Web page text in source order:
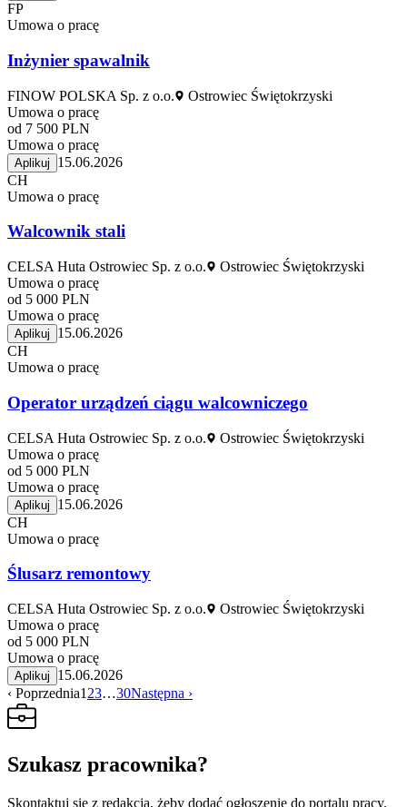
FP
Umowa o pracę
Inżynier spawalnik
FINOW POLSKA Sp. z o.o.
Ostrowiec Świętokrzyski
Umowa o pracę
od 7 500 PLN
Umowa o pracę
Aplikuj
15.06.2026
CH
Umowa o pracę
Walcownik stali
CELSA Huta Ostrowiec Sp. z o.o.
Ostrowiec Świętokrzyski
Umowa o pracę
od 5 000 PLN
Umowa o pracę
Aplikuj
15.06.2026
CH
Umowa o pracę
Operator urządzeń ciągu walcowniczego
CELSA Huta Ostrowiec Sp. z o.o.
Ostrowiec Świętokrzyski
Umowa o pracę
od 5 000 PLN
Umowa o pracę
Aplikuj
15.06.2026
CH
Umowa o pracę
Ślusarz remontowy
CELSA Huta Ostrowiec Sp. z o.o.
Ostrowiec Świętokrzyski
Umowa o pracę
od 5 000 PLN
Umowa o pracę
Aplikuj
15.06.2026
‹ Poprzednia1 23…30Następna ›
Szukasz pracownika?
Skontaktuj się z redakcją, żeby dodać ogłoszenie do portalu pracy.